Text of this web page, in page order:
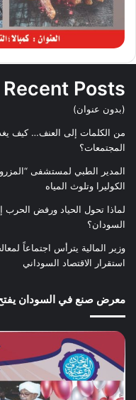
Recent Posts
(بدون عنوان)
من الكلمات إلى العنف… كيف
المجتمعات؟
المدير الطبي لمستشفى
الكوليرا وتلوث المياه
لماذا تحول الحياد ورفض
السودان؟
وزير المالية يترأس اجتماعاً
استقرار الاقتصاد السوداني
معرض صنع في السودان يفتح